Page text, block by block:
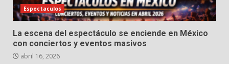
Espectaculos
La escena del espectáculo se enciende en México
con conciertos y eventos masivos
abril 16, 2026